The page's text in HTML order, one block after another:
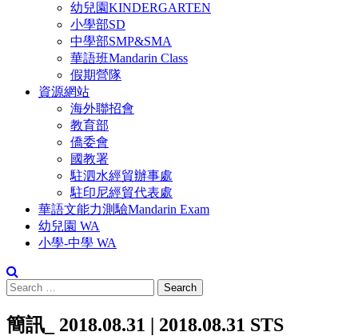
幼兒園KINDERGARTEN
小學部SD
中學部SMP&SMA
華語班Mandarin Class
假期營隊
資源網站
海外聯招會
教育部
僑委會
國教署
駐泗水經貿辦事處
駐印尼經貿代表處
華語文能力測驗Mandarin Exam
幼兒園 WA
小學-中學 WA
簡訊_ 2018.08.31 | 2018.08.31 STS